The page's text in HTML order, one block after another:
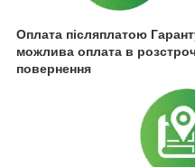
Оплата післяплатою
можлива оплата в
повернення